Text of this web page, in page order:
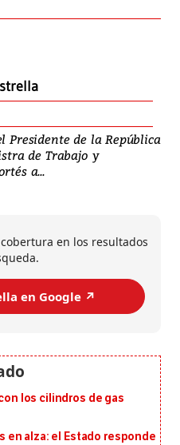
Presidente de la República
de Trabajo y
a...
en los resultados
en Google ↗️
los cilindros de gas
en alza: el Estado responde